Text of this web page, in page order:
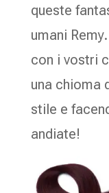
queste
umani
con i vostri
una chioma
stile e
andiate!